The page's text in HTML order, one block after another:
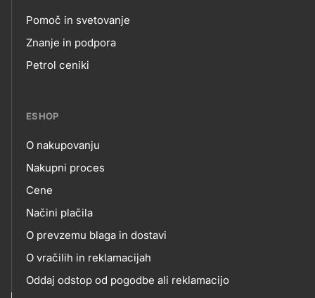
Footer
links
Pomoč in svetovanje
Znanje in podpora
Petrol ceniki
ESHOP
eshop
O nakupovanju
Nakupni proces
Cene
Načini plačila
O prevzemu blaga in dostavi
O vračilih in reklamacijah
Oddaj odstop od pogodbe ali reklamacijo